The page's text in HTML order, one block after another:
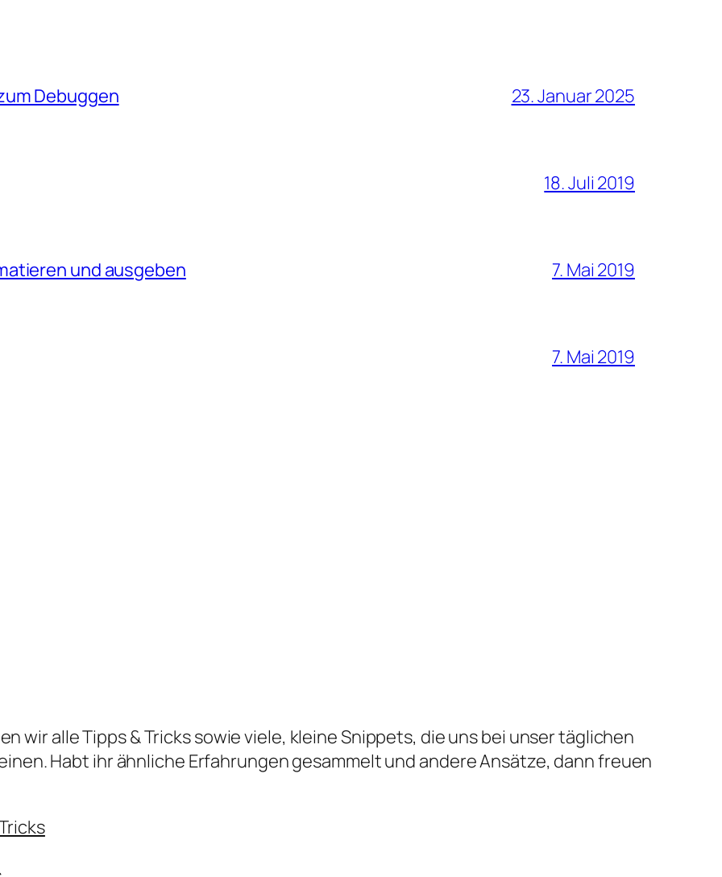
Debuggen 23. Januar 2025
18. Juli 2019
und ausgeben 7. Mai 2019
7. Mai 2019
wir alle Tipps & Tricks sowie viele, kleine Snippets, die uns bei unser täglichen
Habt ihr ähnliche Erfahrungen gesammelt und andere Ansätze, dann freuen